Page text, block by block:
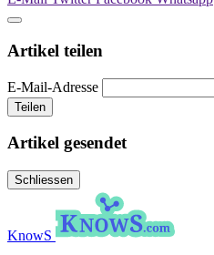
Artikel teilen
E-Mail-Adresse
Teilen
Artikel gesendet
Schliessen
KnowS